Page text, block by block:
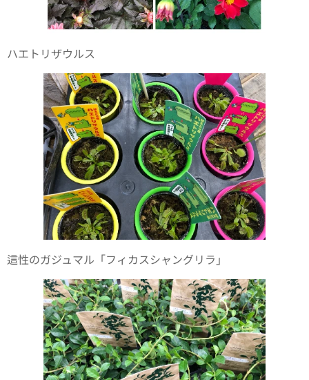
ハエトリザウルス
這性のガジュマル「フィカスシャングリラ」